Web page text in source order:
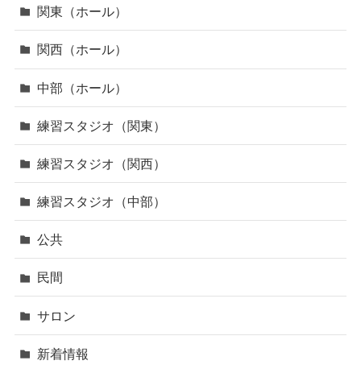
関東（ホール）
関西（ホール）
中部（ホール）
練習スタジオ（関東）
練習スタジオ（関西）
練習スタジオ（中部）
公共
民間
サロン
新着情報